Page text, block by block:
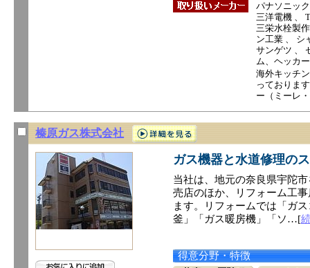
パナソニッ
三洋電機 、
三栄水栓製
ン工業 、 シ
サンゲツ 、
ム、ヘッカー
海外キッチ
っておりま
ー（ミーレ
榛原ガス株式会社
ガス機器と水道修理の
当社は、地元の奈良県宇陀
売店のほか、リフォーム工
ます。リフォームでは「ガ
釜」「ガス暖房機」「ソ…[
得意分野・特徴